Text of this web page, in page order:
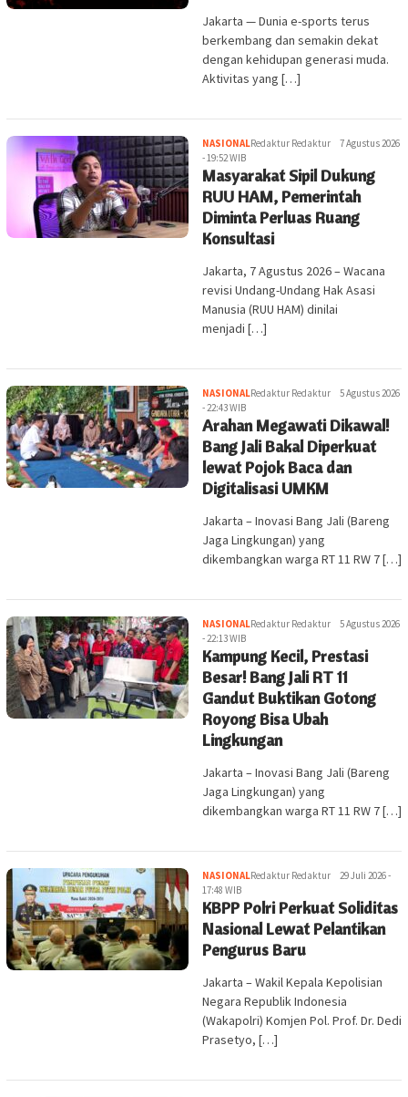
Jakarta — Dunia e-sports terus
berkembang dan semakin dekat
dengan kehidupan generasi muda.
Aktivitas yang […]
NASIONALRedaktur Redaktur
7 Agustus 2026
- 19:52 WIB
Masyarakat Sipil Dukung
RUU HAM, Pemerintah
Diminta Perluas Ruang
Konsultasi
Jakarta, 7 Agustus 2026 – Wacana
revisi Undang-Undang Hak Asasi
Manusia (RUU HAM) dinilai
menjadi […]
NASIONALRedaktur Redaktur
5 Agustus 2026
- 22:43 WIB
Arahan Megawati Dikawal!
Bang Jali Bakal Diperkuat
lewat Pojok Baca dan
Digitalisasi UMKM
Jakarta – Inovasi Bang Jali (Bareng
Jaga Lingkungan) yang
dikembangkan warga RT 11 RW 7 […]
NASIONALRedaktur Redaktur
5 Agustus 2026
- 22:13 WIB
Kampung Kecil, Prestasi
Besar! Bang Jali RT 11
Gandut Buktikan Gotong
Royong Bisa Ubah
Lingkungan
Jakarta – Inovasi Bang Jali (Bareng
Jaga Lingkungan) yang
dikembangkan warga RT 11 RW 7 […]
NASIONALRedaktur Redaktur
29 Juli 2026 -
17:48 WIB
KBPP Polri Perkuat Soliditas
Nasional Lewat Pelantikan
Pengurus Baru
Jakarta – Wakil Kepala Kepolisian
Negara Republik Indonesia
(Wakapolri) Komjen Pol. Prof. Dr. Dedi
Prasetyo, […]